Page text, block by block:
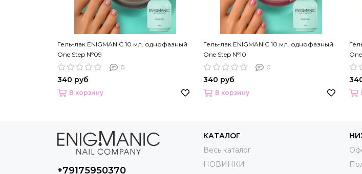
Гель-лак ENIGMANIC 10 мл. однофазный
One Step №09
0
340 руб
В корзину
Гель-лак ENIGMANIC 10 мл. однофазный
One Step №10
0
340 руб
В корзину
+79175950370
КАТАЛОГ
Весь каталог
НОВИНКИ